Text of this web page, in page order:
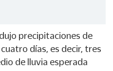
precipitaciones de
días, es decir, tres
de lluvia esperada